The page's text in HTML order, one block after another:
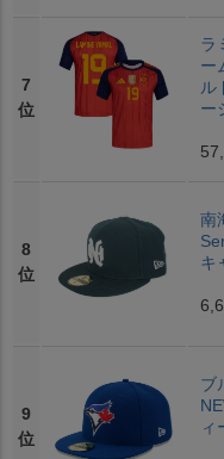
7
位
ラ
ー
ル
ー
8
位
南
キ
9
位
ブ
ィ